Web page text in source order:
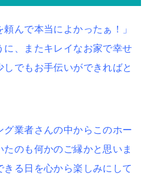
頼んで本当によかったぁ！」
に、またキレイなお家で幸せ
でもお手伝いができればと
業者さんの中からこのホー
たのも何かのご縁かと思いま
る日を心から楽しみにして